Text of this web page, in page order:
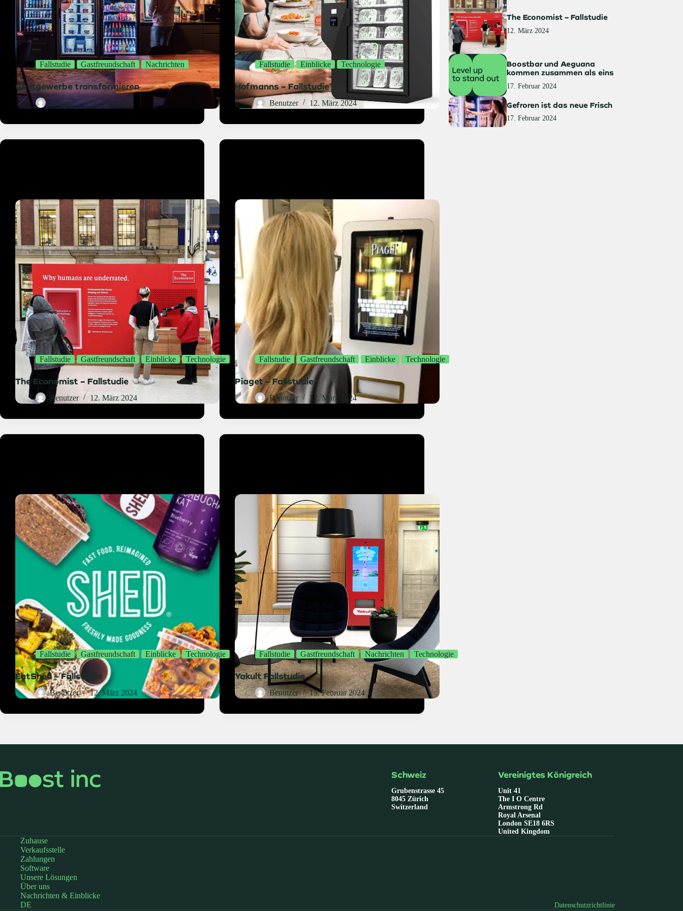
Fallstudie Gastfreundschaft Nachrichten
Gastgewerbe transformieren
Benutzer 18. Juni 2024
Fallstudie Einblicke Technologie
Hofmanns – Fallstudie
Benutzer 12. März 2024
Fallstudie Gastfreundschaft Einblicke Technologie
The Economist – Fallstudie
Benutzer 12. März 2024
Fallstudie Gastfreundschaft Einblicke Technologie
Piaget – Fallstudie
Benutzer 12. März 2024
Fallstudie Gastfreundschaft Einblicke Technologie
EatShed – Fallstudie
Benutzer 12. März 2024
Fallstudie Gastfreundschaft Nachrichten Technologie
Yakult Fallstudie
Benutzer 15. Februar 2024
The Economist – Fallstudie
12. März 2024
Boostbar und Aeguana
kommen zusammen als eins
17. Februar 2024
Gefroren ist das neue Frisch
17. Februar 2024
Schweiz
Grubenstrasse 45
8045 Zürich
Switzerland
Vereinigtes Königreich
Unit 41
The I O Centre
Armstrong Rd
Royal Arsenal
London SE18 6RS
United Kingdom
Zuhause
Verkaufsstelle
Zahlungen
Software
Unsere Lösungen
Über uns
Nachrichten & Einblicke
DE
Datenschutzrichtlinie